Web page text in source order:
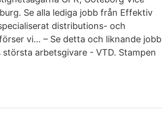
Se alla lediga jobb från Effektiv
distributions- och
vi… – Se detta och liknande jobb
arbetsgivare - VTD. Stampen